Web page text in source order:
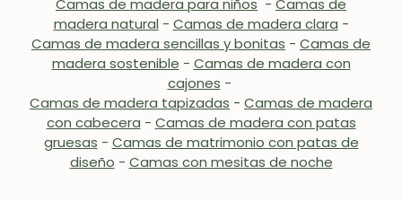
Camas de madera para niños - Camas de
madera natural - Camas de madera clara -
Camas de madera sencillas y bonitas - Camas de
madera sostenible - Camas de madera con
cajones -
Camas de madera tapizadas - Camas de madera
con cabecera - Camas de madera con patas
gruesas - Camas de matrimonio con patas de
diseño - Camas con mesitas de noche